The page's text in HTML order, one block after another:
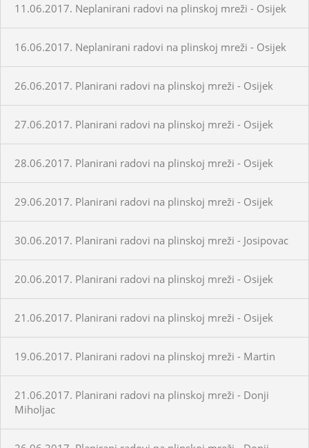
11.06.2017. Neplanirani radovi na plinskoj mreži - Osijek
16.06.2017. Neplanirani radovi na plinskoj mreži - Osijek
26.06.2017. Planirani radovi na plinskoj mreži - Osijek
27.06.2017. Planirani radovi na plinskoj mreži - Osijek
28.06.2017. Planirani radovi na plinskoj mreži - Osijek
29.06.2017. Planirani radovi na plinskoj mreži - Osijek
30.06.2017. Planirani radovi na plinskoj mreži - Josipovac
20.06.2017. Planirani radovi na plinskoj mreži - Osijek
21.06.2017. Planirani radovi na plinskoj mreži - Osijek
19.06.2017. Planirani radovi na plinskoj mreži - Martin
21.06.2017. Planirani radovi na plinskoj mreži - Donji
Miholjac